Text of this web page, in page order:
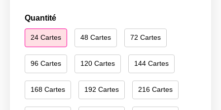
Quantité
24 Cartes 48 Cartes 72 Cartes
96 Cartes 120 Cartes 144 Cartes
168 Cartes 192 Cartes 216 Cartes
quantité
de
Happy
221